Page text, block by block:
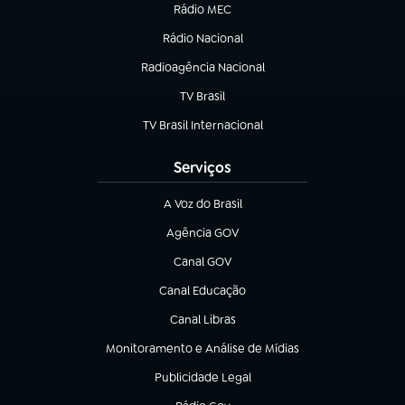
Rádio MEC
(abre em nova aba)
Rádio Nacional
Radioagência Nacional
(abre em nova aba)
TV Brasil
(abre em nova aba)
TV Brasil Internacional
(abre em nova aba)
Serviços
A Voz do Brasil
(abre em nova aba)
Agência GOV
(abre em nova aba)
Canal GOV
(abre em nova aba)
Canal Educação
(abre em nova aba)
Canal Libras
(abre em nova aba)
Monitoramento e Análise de Mídias
(abre em nova aba)
Publicidade Legal
(abre em nova aba)